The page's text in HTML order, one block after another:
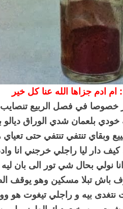
ادم جزاها الله عنا كل خير
خصوصا في فصل الربيع
بلعمان شدي الوراق
وبقاي تنتفي تنتفي حتى تعياي
دار ليا راجلي خرجني انا
نولي بحال شي تور الى بان ليه
باش تبلا مسكين وهو يوقف
نتغدى بيه و راجلي تيغوت هو